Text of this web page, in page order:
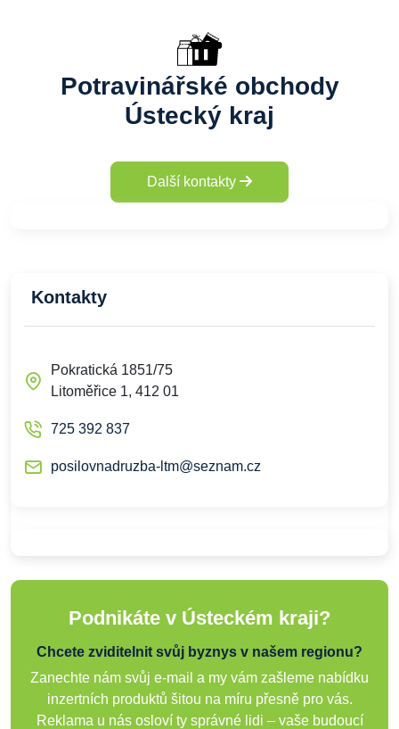
Potravinářské obchody
Ústecký kraj
Další kontakty
Kontakty
Pokratická 1851/75
Litoměřice 1, 412 01
725 392 837
posilovnadruzba-ltm@seznam.cz
Podnikáte v Ústeckém kraji?
Chcete zviditelnit svůj byznys v našem regionu?
Zanechte nám svůj e-mail a my vám zašleme nabídku
inzertních produktů šitou na míru přesně pro vás.
Reklama u nás osloví ty správné lidi – vaše budoucí